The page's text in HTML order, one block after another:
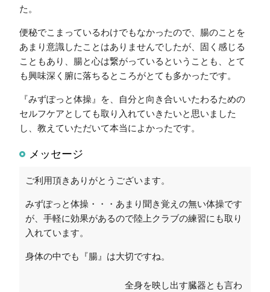
た。
便秘でこまっているわけでもなかったので、腸のことを
あまり意識したことはありませんでしたが、固く感じる
こともあり、腸と心は繋がっているということも、とて
も興味深く腑に落ちるところがとても多かったです。
『みずぽっと体操』を、自分と向き合いいたわるための
セルフケアとしても取り入れていきたいと思いました
し、教えていただいて本当によかったです。
メッセージ
ご利用頂きありがとうございます。
みずぽっと体操・・・あまり聞き覚えの無い体操です
が、手軽に効果があるので陸上クラブの練習にも取り
入れています。
身体の中でも『腸』は大切ですね。
全身を映し出す臓器とも言わ